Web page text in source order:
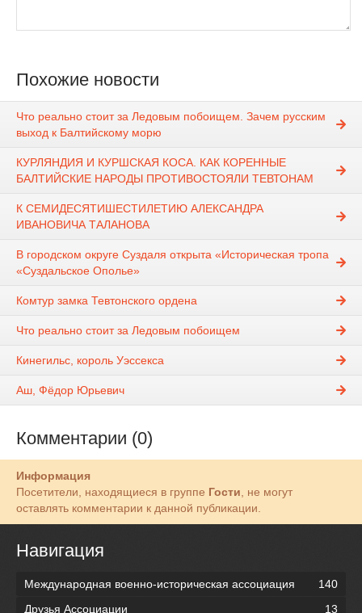
Похожие новости
Что реально стоит за Ледовым побоищем. Зачем русским
выход к Балтийскому морю
КУРЛЯНДИЯ И КУРШСКАЯ КОСА. КАК КОРЕННЫЕ
БАЛТИЙСКИЕ НАРОДЫ ПРОТИВОСТОЯЛИ ТЕВТОНАМ
К СЕМИДЕСЯТИШЕСТИЛЕТИЮ АЛЕКСАНДРА
ИВАНОВИЧА ТАЛАНОВА
В городском округе Суздаля открыта «Историческая тропа
«Суздальское Ополье»
Комтур замка Тевтонского ордена
Что реально стоит за Ледовым побоищем
Кинегильс, король Уэссекса
Аш, Фёдор Юрьевич
Комментарии (0)
Информация
Посетители, находящиеся в группе Гости , не могут
оставлять комментарии к данной публикации.
Навигация
Международная военно-историческая ассоциация
140
Друзья Ассоциации
13